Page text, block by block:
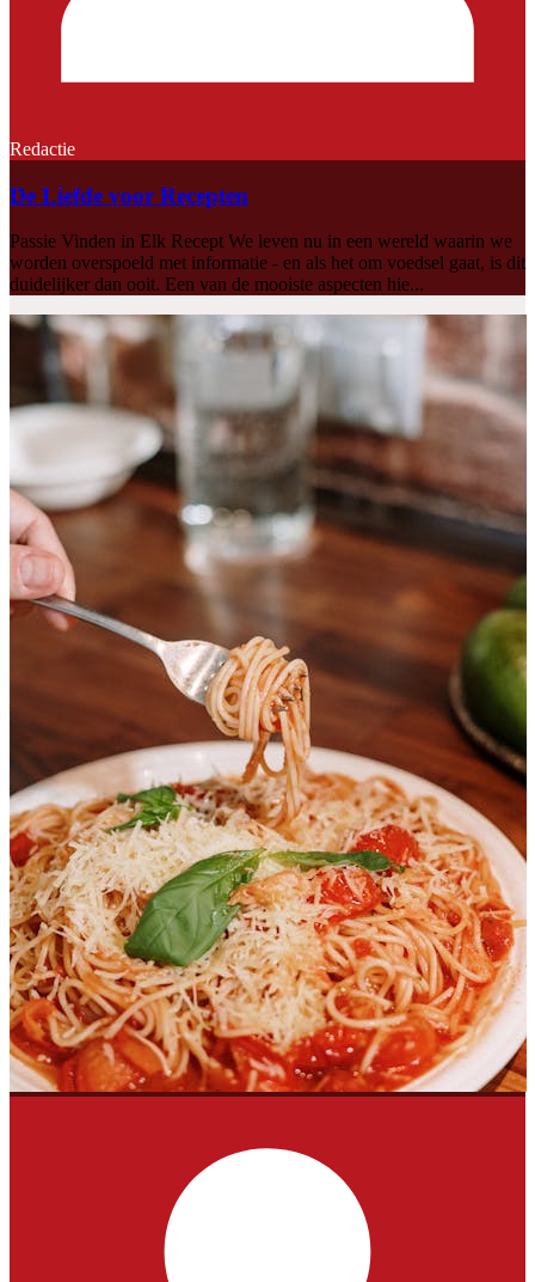
Redactie
De Liefde voor Recepten
Passie Vinden in Elk Recept We leven nu in een wereld waarin we
worden overspoeld met informatie - en als het om voedsel gaat, is dit
duidelijker dan ooit. Een van de mooiste aspecten hie...